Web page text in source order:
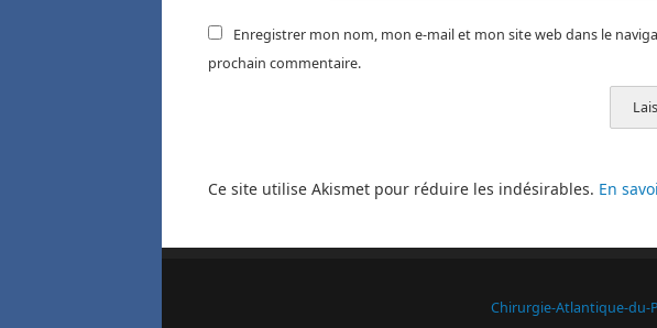
Enregistrer mon nom, mon e-mail et mon site web dans le
prochain commentaire.
Ce site utilise Akismet pour réduire les indésirables. En
Chirurgie-Atlantique-du-